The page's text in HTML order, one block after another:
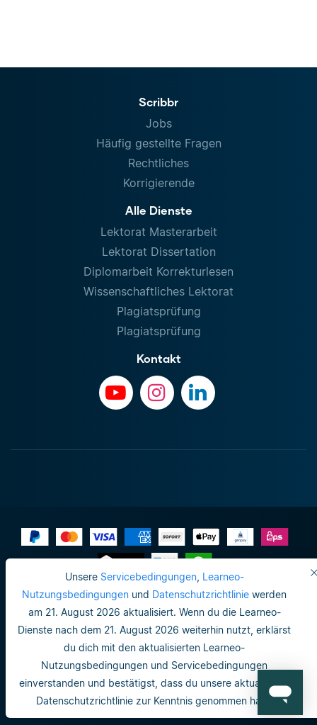
Unsere Servicebedingungen, Learneo-
Nutzungsbedingungen und Datenschutzrichtlinie werden
am 21. August 2026 aktualisiert. Wenn du die Learneo-
Dienste nach dem 21. August 2026 weiterhin nutzt, erklärst
du dich mit den aktualisierten Learneo-
Nutzungsbedingungen und Servicebedingungen
einverstanden und bestätigst, dass du unsere aktualisierte
Datenschutzrichtlinie zur Kenntnis genommen hast.
Scribbr
Jobs
Häufig gestellte Fragen
Rechtliches
Korrigierende
Alle Dienste
Lektorat Masterarbeit
Lektorat Dissertation
Diplomarbeit Korrekturlesen
Wissenschaftliches Lektorat
Plagiatsprüfung
Plagiatsprüfung
Kontakt
Impressum
Datenschutzrichtlinie
Do not sell or share my personal info
Nutzungsbedingungen
Datenschutzrichtlinie